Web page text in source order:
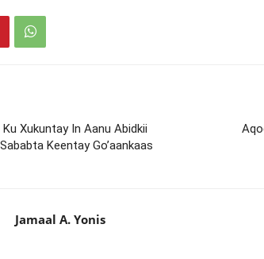
Xukuntay In Aanu Abidkii
Keentay Go’aankaas
Jamaal A. Yonis